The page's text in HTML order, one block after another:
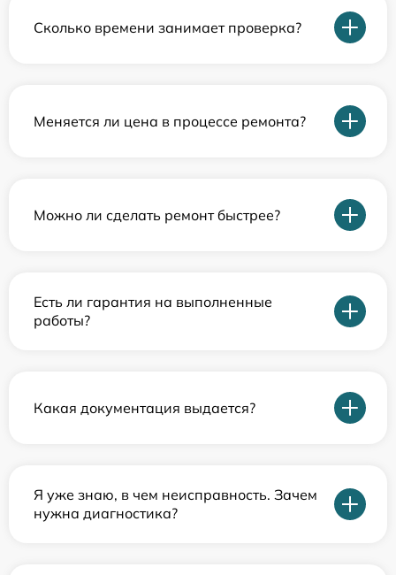
Сколько времени занимает проверка?
Меняется ли цена в процессе ремонта?
Можно ли сделать ремонт быстрее?
Есть ли гарантия на выполненные
работы?
Какая документация выдается?
Я уже знаю, в чем неисправность. Зачем
нужна диагностика?